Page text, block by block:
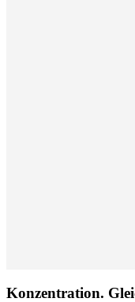
Konzentration.